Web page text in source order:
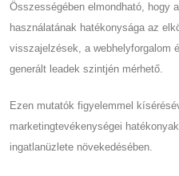
Összességében elmondható, hogy
használatának hatékonysága az
visszajelzések, a webhelyforgalom
generált leadek szintjén mérhető.
Ezen mutatók figyelemmel
marketingtevékenységei
ingatlanüzlete növekedésében.